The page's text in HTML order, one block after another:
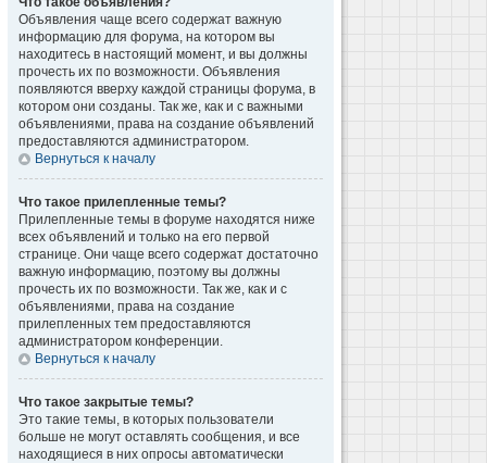
Объявления чаще всего содержат важную
информацию для форума, на котором вы
находитесь в настоящий момент, и вы должны
прочесть их по возможности. Объявления
появляются вверху каждой страницы форума, в
котором они созданы. Так же, как и с важными
объявлениями, права на создание объявлений
предоставляются администратором.
Вернуться к началу
Что такое прилепленные темы?
Прилепленные темы в форуме находятся ниже
всех объявлений и только на его первой
странице. Они чаще всего содержат достаточно
важную информацию, поэтому вы должны
прочесть их по возможности. Так же, как и с
объявлениями, права на создание
прилепленных тем предоставляются
администратором конференции.
Вернуться к началу
Что такое закрытые темы?
Это такие темы, в которых пользователи
больше не могут оставлять сообщения, и все
находящиеся в них опросы автоматически